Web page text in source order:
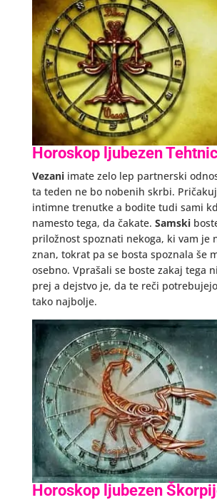
Horoskop ljubezen
Vezaniimate zelo lep partnerski
ta teden ne bo nobenih skrbi.
intimne trenutke a bodite tudi sami
namesto tega, da čakate. Samski
priložnost spoznati nekoga, ki vam je
znan, tokrat pa se bosta spoznala še
osebno. Vprašali se boste zakaj tega
prej a dejstvo je, da te reči
tako najbolje.
Horoskop ljubezen